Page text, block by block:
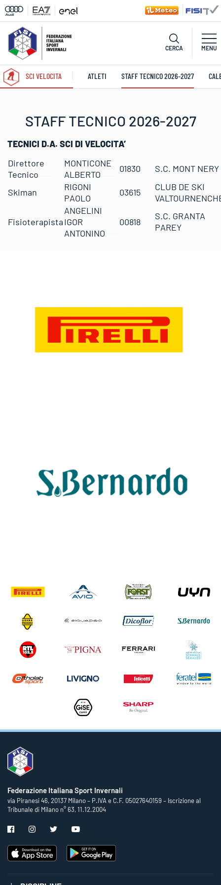
CERCA MENU
SCI VELOCITA ATLETI STAFF TECNICO 2026-2027
STAFF TECNICO 2026-2027
TECNICI D.A. SCI DI VELOCITA’
Direttore
Tecnico
MONTICONE
ALBERTO
01830 S.C. MONT NERY
Skiman
RIGONI
PAOLO
03615
CLUB DE SKI
Fisioterapista
ANGELINI
IGOR
ANTONINO
00818
S.C. GRANTA
PAREY
Federazione Italiana Sport Invernali
via Piranesi 46, 20137 Milano – P.IVA e C.F. 05027640159 – Iscrizione al
Tribunale di Milano n° 63, 11.12.2004